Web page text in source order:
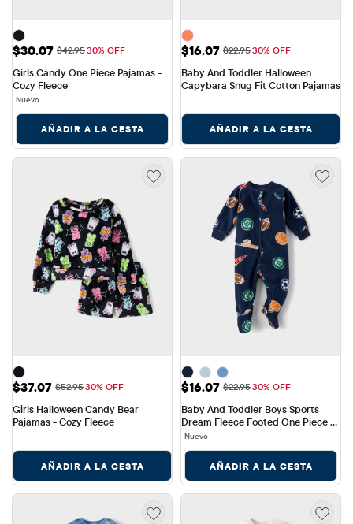
Precio de venta: $30.07
$30.07 Precio original: $42.95
$42.9530% OFF
Girls Candy One Piece Pajamas -
Cozy Fleece
Nuevo
AÑADIR A LA CESTA
Precio de venta: $16.07
$16.07 Precio original: $22.95
$22.9530% OFF
Baby And Toddler Halloween
Capybara Snug Fit Cotton Pajamas
AÑADIR A LA CESTA
Precio de venta: $37.07
$37.07 Precio original: $52.95
$52.9530% OFF
Girls Halloween Candy Bear
Pajamas - Cozy Fleece
AÑADIR A LA CESTA
Precio de venta: $16.07
$16.07 Precio original: $22.95
$22.9530% OFF
Baby And Toddler Boys Sports
Dream Fleece Footed One Piece
Pajamas
Nuevo
AÑADIR A LA CESTA